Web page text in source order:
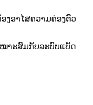
ງອາໄສຄວາມຄ່ອງຕົວ
ໝາະສົມກັບລະບົບແບັດ